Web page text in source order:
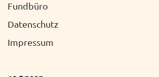
Fundbüro
Datenschutz
Impressum